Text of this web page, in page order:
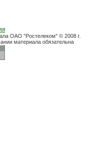
ОАО "Ростелеком" © 2008 г.
материала обязательна